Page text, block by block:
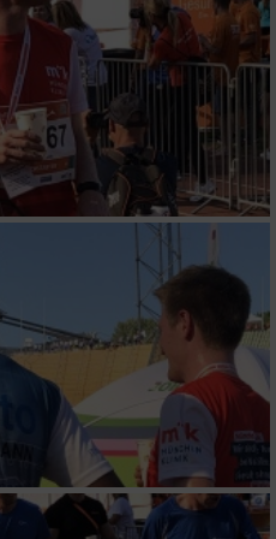
Inhalten
Statistiken
aus